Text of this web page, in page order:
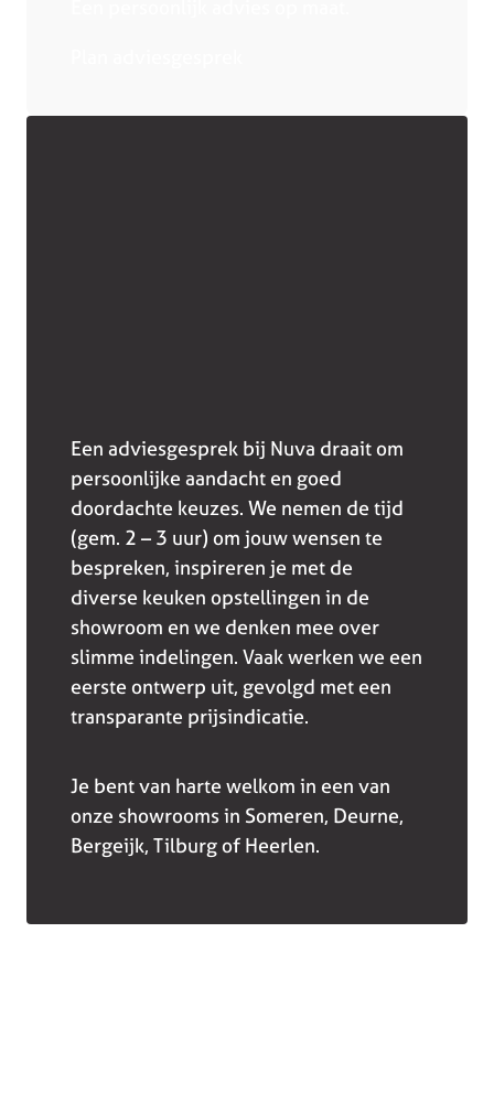
Een adviesgesprek bij Nuva draait om
persoonlijke aandacht en goed
doordachte keuzes. We nemen de tijd
(gem. 2 – 3 uur) om jouw wensen te
bespreken, inspireren je met de
diverse keuken opstellingen in de
showroom en we denken mee over
slimme indelingen. Vaak werken we een
eerste ontwerp uit, gevolgd met een
transparante prijsindicatie.
Je bent van harte welkom in een van
onze showrooms in Someren, Deurne,
Bergeijk, Tilburg of Heerlen.